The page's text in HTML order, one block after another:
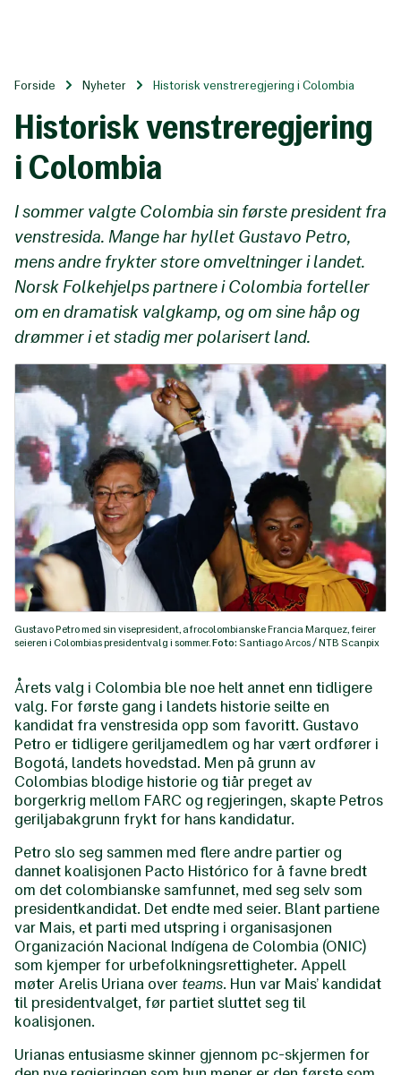
Forside Nyheter Historisk venstreregjering i Colombia
Historisk venstreregjering
i Colombia
I sommer valgte Colombia sin første president fra
venstresida. Mange har hyllet Gustavo Petro,
mens andre frykter store omveltninger i landet.
Norsk Folkehjelps partnere i Colombia forteller
om en dramatisk valgkamp, og om sine håp og
drømmer i et stadig mer polarisert land.
Gustavo Petro med sin visepresident, afrocolombianske Francia Marquez, feirer
seieren i Colombias presidentvalg i sommer. Foto: Santiago Arcos / NTB Scanpix
Årets valg i Colombia ble noe helt annet enn tidligere
valg. For første gang i landets historie seilte en
kandidat fra venstresida opp som favoritt. Gustavo
Petro er tidligere geriljamedlem og har vært ordfører i
Bogotá, landets hovedstad. Men på grunn av
Colombias blodige historie og tiår preget av
borgerkrig mellom FARC og regjeringen, skapte Petros
geriljabakgrunn frykt for hans kandidatur.
Petro slo seg sammen med flere andre partier og
dannet koalisjonen Pacto Histórico for å favne bredt
om det colombianske samfunnet, med seg selv som
presidentkandidat. Det endte med seier. Blant partiene
var Mais, et parti med utspring i organisasjonen
Organización Nacional Indígena de Colombia (ONIC)
som kjemper for urbefolkningsrettigheter. Appell
møter Arelis Uriana over teams. Hun var Mais’ kandidat
til presidentvalget, før partiet sluttet seg til
koalisjonen.
Urianas entusiasme skinner gjennom pc-skjermen for